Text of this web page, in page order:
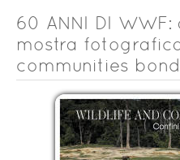
60 ANNI DI
mostra
communities